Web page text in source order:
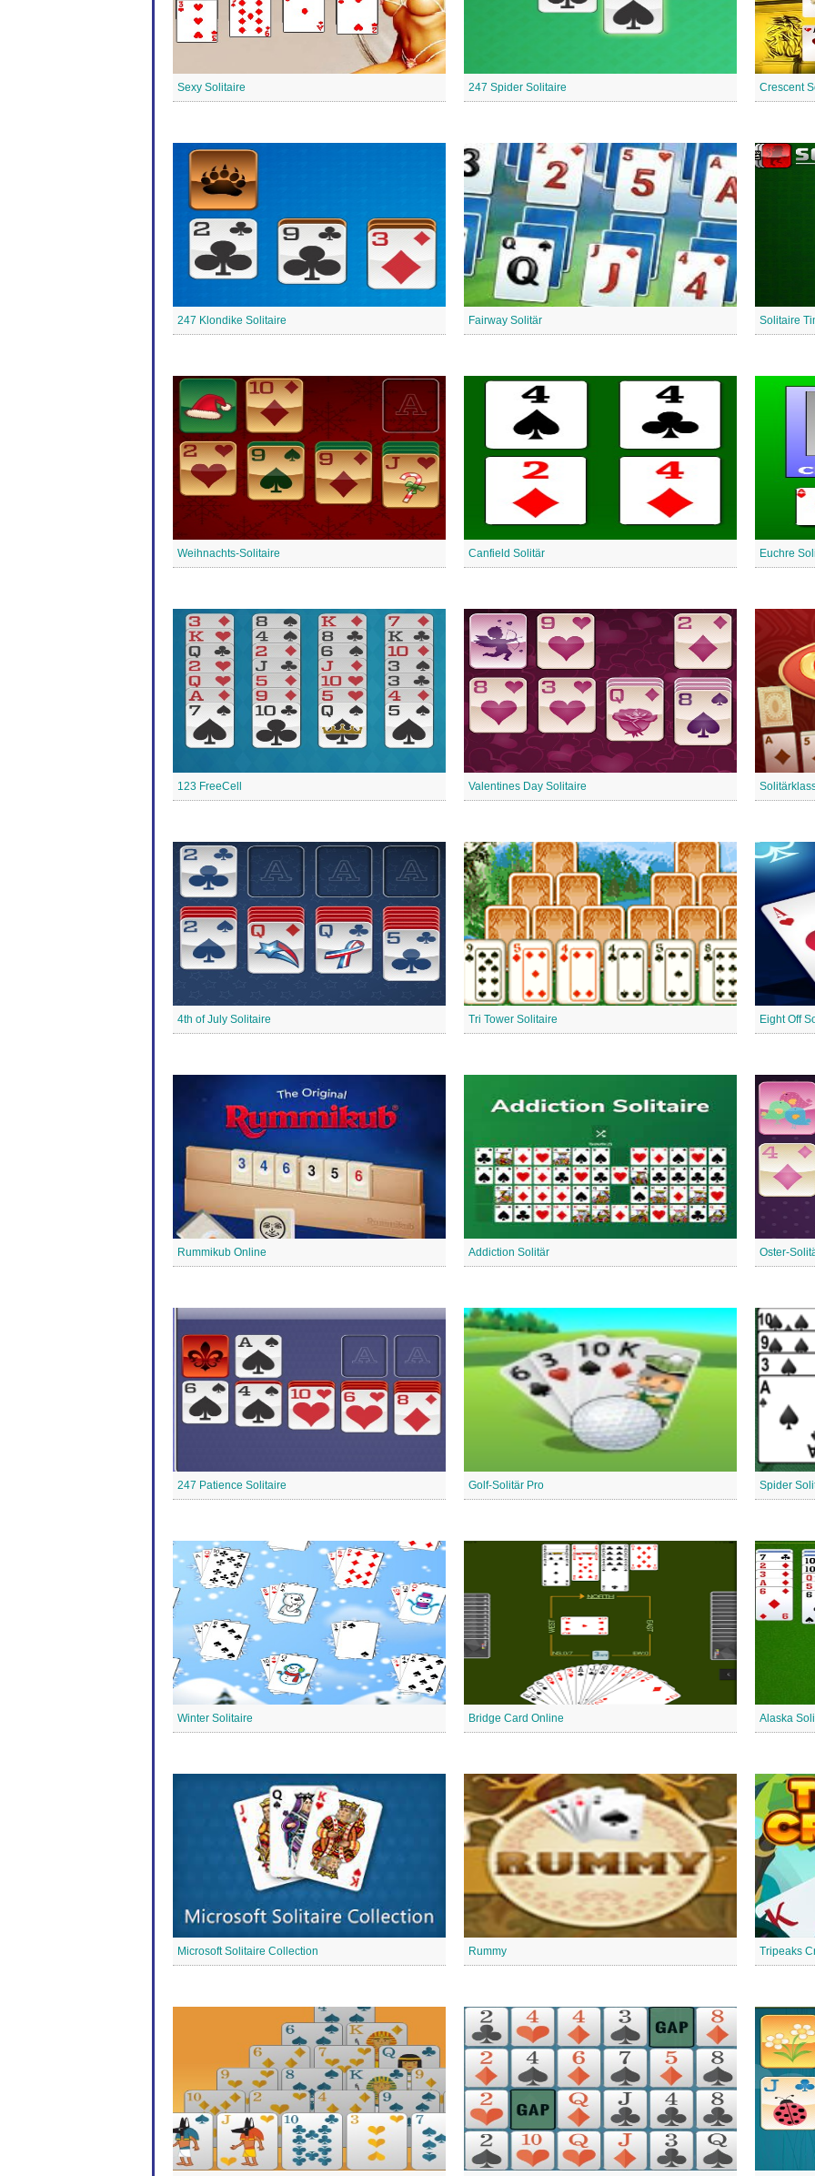
Sexy Solitaire 247 Spider Solitaire Crescent
247 Klondike Solitaire Fairway Solitär Solitaire
Weihnachts-Solitaire Canfield Solitär Euchre
123 FreeCell Valentines Day Solitaire
4th of July Solitaire Tri Tower Solitaire Eight Off
Rummikub Online Addiction Solitär Oster-
247 Patience Solitaire Golf-Solitär Pro Spider
Winter Solitaire Bridge Card Online Alaska
Microsoft Solitaire Collection Rummy Tripeaks